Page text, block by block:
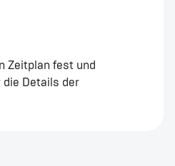
Zeitplan fest und
die Details der